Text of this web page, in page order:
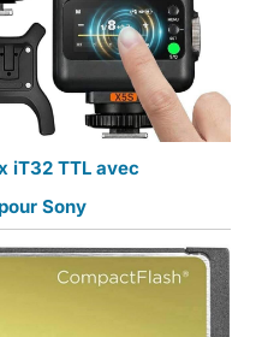
iT32 TTL avec
Sony